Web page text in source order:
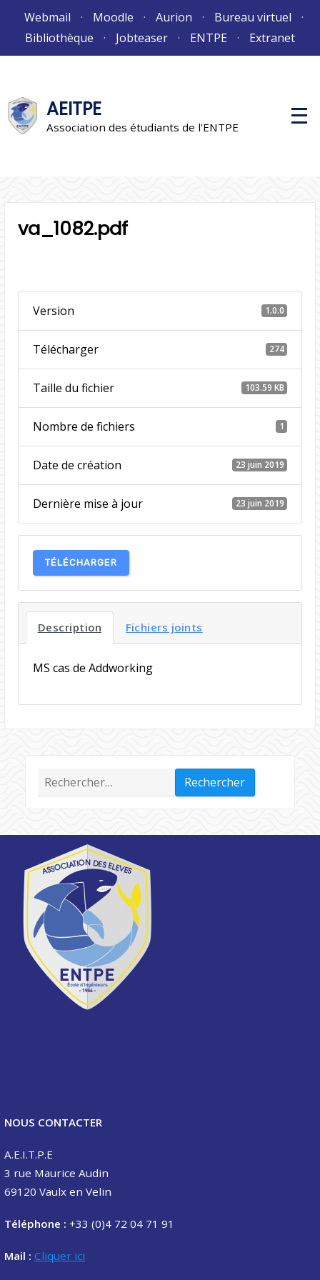
Webmail Moodle Aurion
Bureau virtuel
Bibliothèque
Jobteaser ENTPE Extranet
AEITPE
Association des étudiants de l'ENTPE
M
e
va_1082.pdf
Version 1.0.0
Télécharger 274
Taille du fichier 103.59 KB
Nombre de fichiers 1
Date de création 23 juin 2019
Dernière mise à jour 23 juin 2019
TÉLÉCHARGER
Description Fichiers joints
MS cas de Addworking
Rechercher :
NOUS CONTACTER
A.E.I.T.P.E
3 rue Maurice Audin
69120 Vaulx en Velin
Téléphone : +33 (0)4 72 04 71 91
Mail : Cliquer ici